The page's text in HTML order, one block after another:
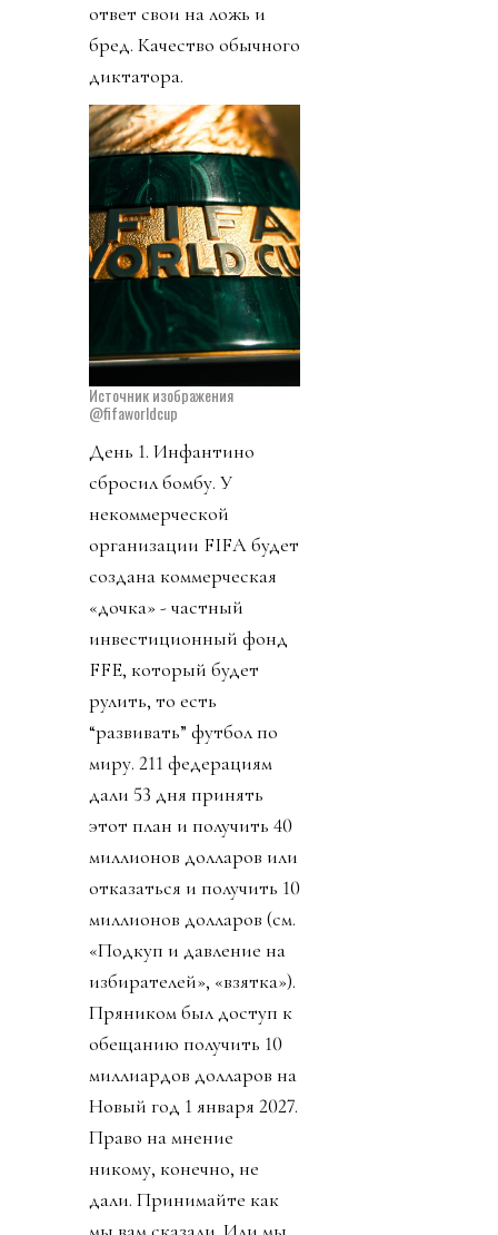
ответ свои на ложь и
бред. Качество обычного
диктатора.
Источник изображения
@fifaworldcup
День 1. Инфантино
сбросил бомбу. У
некоммерческой
организации FIFA будет
создана коммерческая
«дочка» - частный
инвестиционный фонд
FFE, который будет
рулить, то есть
“развивать” футбол по
миру. 211 федерациям
дали 53 дня принять
этот план и получить 40
миллионов долларов или
отказаться и получить 10
миллионов долларов (см.
«Подкуп и давление на
избирателей», «взятка»).
Пряником был доступ к
обещанию получить 10
миллиардов долларов на
Новый год 1 января 2027.
Право на мнение
никому, конечно, не
дали. Принимайте как